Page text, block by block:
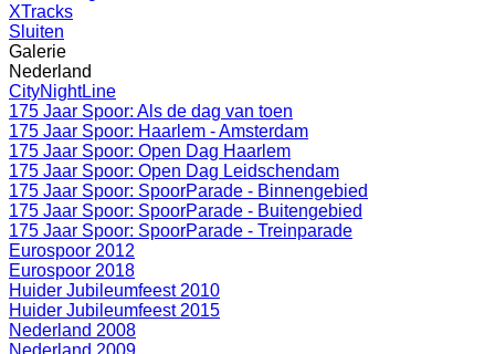
XTracks
Sluiten
Galerie
Nederland
CityNightLine
175 Jaar Spoor: Als de dag van toen
175 Jaar Spoor: Haarlem - Amsterdam
175 Jaar Spoor: Open Dag Haarlem
175 Jaar Spoor: Open Dag Leidschendam
175 Jaar Spoor: SpoorParade - Binnengebied
175 Jaar Spoor: SpoorParade - Buitengebied
175 Jaar Spoor: SpoorParade - Treinparade
Eurospoor 2012
Eurospoor 2018
Huider Jubileumfeest 2010
Huider Jubileumfeest 2015
Nederland 2008
Nederland 2009